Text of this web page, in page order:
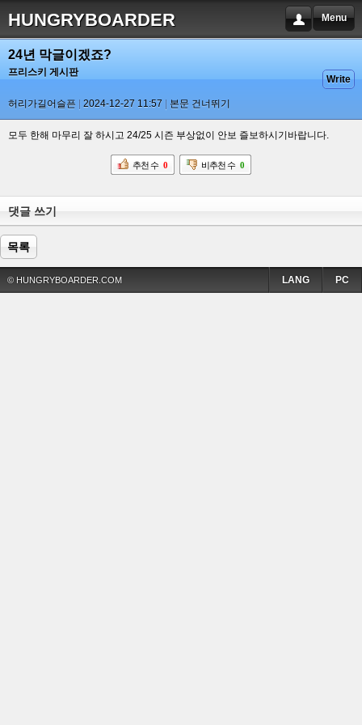
HUNGRYBOARDER Menu
24년 막글이겠죠?
프리스키 게시판
허리가길어슬픈 2024-12-27 11:57 본문 건너뛰기
Write
모두 한해 마무리 잘 하시고 24/25 시즌 부상없이 안보 즐보하시기바랍니다.
추천 수 0 비추천 수 0
댓글 쓰기
목록
© HUNGRYBOARDER.COM PC
LANG